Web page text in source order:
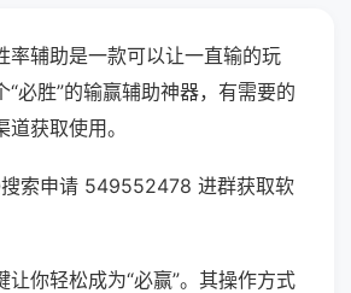
率辅助是一款可以让一直输的玩
“必胜”的输赢辅助神器，有需要的
获取使用。
索申请 549552478 进群获取软
让你轻松成为“必赢”。其操作方式